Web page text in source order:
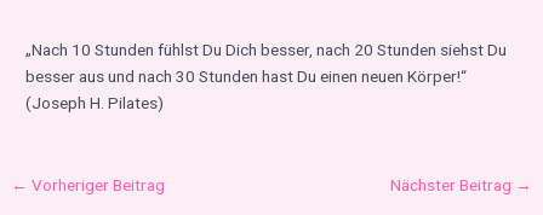
„Nach 10 Stunden fühlst Du Dich besser, nach 20 Stunden siehst Du
besser aus und nach 30 Stunden hast Du einen neuen Körper!“
(Joseph H. Pilates)
← Vorheriger Beitrag Nächster Beitrag →